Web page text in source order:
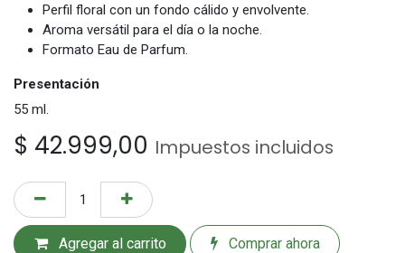
Perfil floral con un fondo cálido y envolvente.
Aroma versátil para el día o la noche.
Formato Eau de Parfum.
Presentación
55 ml.
$ 42.999,00 Impuestos incluidos
Agregar al carrito Comprar ahora